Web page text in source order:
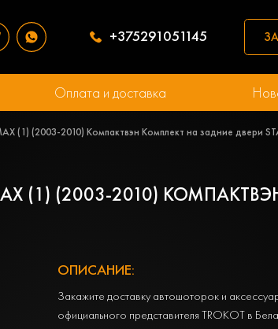
+375291051145
Оплата и доставка
(1) (2003-2010) Компактвэн Комплект на задние двери
(1) (2003-2010)
ОПИСАНИЕ:
Закажите доставку автошоторок и
официального представителя TROKOT в